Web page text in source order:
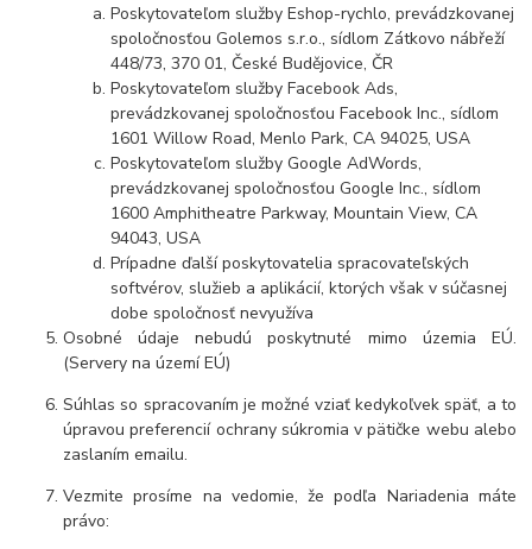
Poskytovateľom služby Eshop-rychlo, prevádzkovanej
spoločnosťou Golemos s.r.o., sídlom Zátkovo nábřeží
448/73, 370 01, České Budějovice, ČR
Poskytovateľom služby Facebook Ads,
prevádzkovanej spoločnosťou Facebook Inc., sídlom
1601 Willow Road, Menlo Park, CA 94025, USA
Poskytovateľom služby Google AdWords,
prevádzkovanej spoločnosťou Google Inc., sídlom
1600 Amphitheatre Parkway, Mountain View, CA
94043, USA
Prípadne ďalší poskytovatelia spracovateľských
softvérov, služieb a aplikácií, ktorých však v súčasnej
dobe spoločnosť nevyužíva
Osobné údaje nebudú poskytnuté mimo územia EÚ.
(Servery na území EÚ)
Súhlas so spracovaním je možné vziať kedykoľvek späť, a to
úpravou preferencií ochrany súkromia v pätičke webu alebo
zaslaním emailu.
Vezmite prosíme na vedomie, že podľa Nariadenia máte
právo: